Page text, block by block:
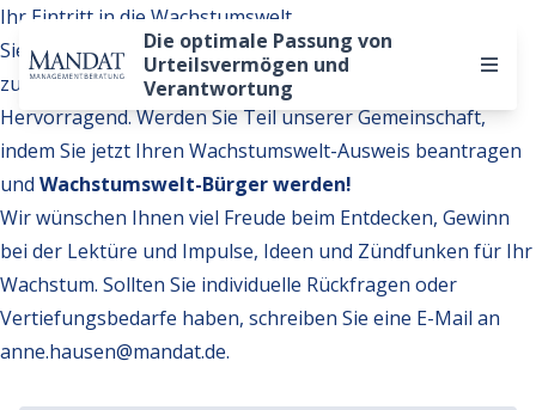
Die optimale Passung von
Urteilsvermögen und
Verantwortung
Ihr Eintritt in die Wachstumswelt
Sie möchten auf weitere Inhalte der Wachstumswelt
zugreifen?
Hervorragend. Werden Sie Teil unserer Gemeinschaft,
indem Sie jetzt Ihren Wachstumswelt-Ausweis beantragen
und Wachstumswelt-Bürger werden!
Wir wünschen Ihnen viel Freude beim Entdecken, Gewinn
bei der Lektüre und Impulse, Ideen und Zündfunken für Ihr
Wachstum. Sollten Sie individuelle Rückfragen oder
Vertiefungsbedarfe haben, schreiben Sie eine E-Mail an
anne.hausen@mandat.de.